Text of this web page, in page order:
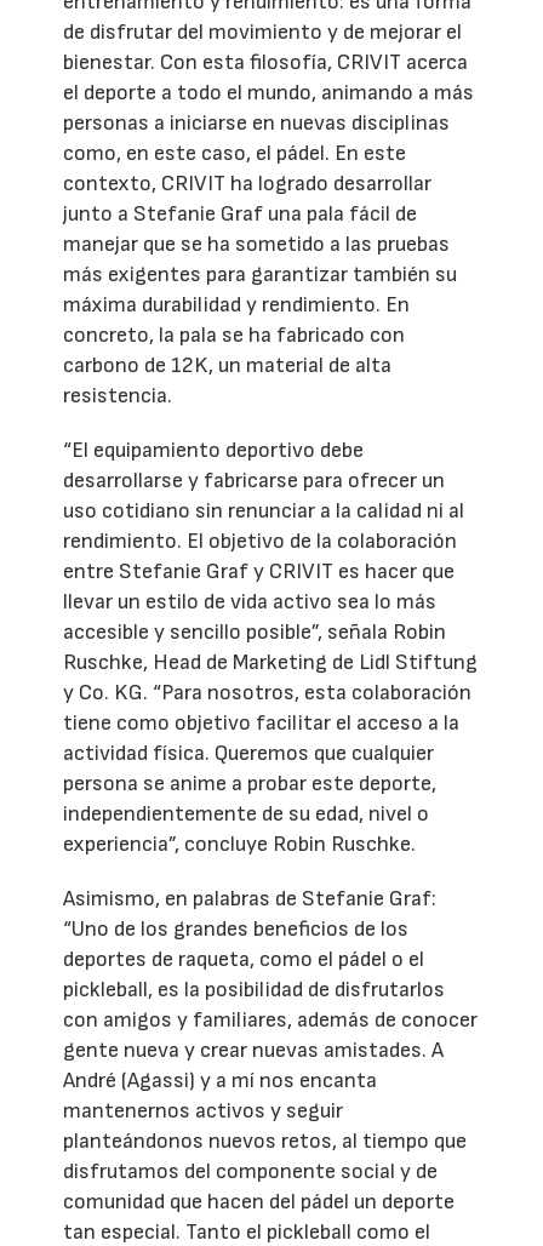
de disfrutar del movimiento y de mejorar el
bienestar. Con esta filosofía, CRIVIT acerca
el deporte a todo el mundo, animando a más
personas a iniciarse en nuevas disciplinas
como, en este caso, el pádel. En este
contexto, CRIVIT ha logrado desarrollar
junto a Stefanie Graf una pala fácil de
manejar que se ha sometido a las pruebas
más exigentes para garantizar también su
máxima durabilidad y rendimiento. En
concreto, la pala se ha fabricado con
carbono de 12K, un material de alta
resistencia.
“El equipamiento deportivo debe
desarrollarse y fabricarse para ofrecer un
uso cotidiano sin renunciar a la calidad ni al
rendimiento. El objetivo de la colaboración
entre Stefanie Graf y CRIVIT es hacer que
llevar un estilo de vida activo sea lo más
accesible y sencillo posible”, señala Robin
Ruschke, Head de Marketing de Lidl Stiftung
y Co. KG. “Para nosotros, esta colaboración
tiene como objetivo facilitar el acceso a la
actividad física. Queremos que cualquier
persona se anime a probar este deporte,
independientemente de su edad, nivel o
experiencia”, concluye Robin Ruschke.
Asimismo, en palabras de Stefanie Graf:
“Uno de los grandes beneficios de los
deportes de raqueta, como el pádel o el
pickleball, es la posibilidad de disfrutarlos
con amigos y familiares, además de conocer
gente nueva y crear nuevas amistades. A
André (Agassi) y a mí nos encanta
mantenernos activos y seguir
planteándonos nuevos retos, al tiempo que
disfrutamos del componente social y de
comunidad que hacen del pádel un deporte
tan especial. Tanto el pickleball como el